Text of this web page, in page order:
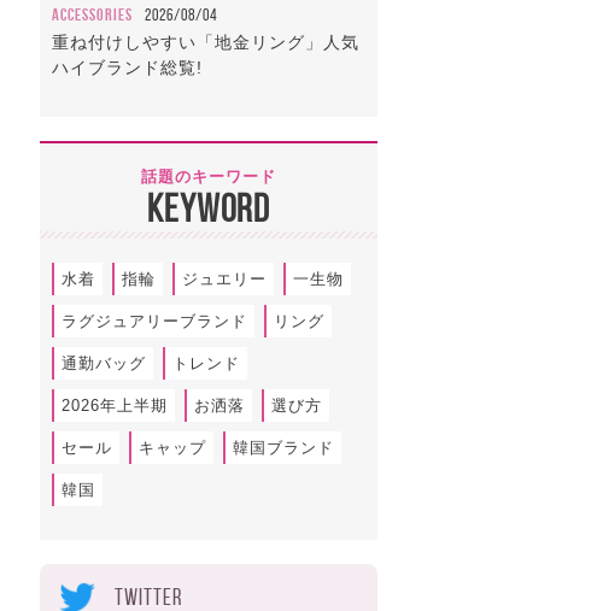
ACCESSORIES 2026/08/04
重ね付けしやすい「地金リング」人気
ハイブランド総覧!
話題のキーワード
KEYWORD
水着 指輪 ジュエリー 一生物
ラグジュアリーブランド リング
通勤バッグ トレンド
2026年上半期 お洒落 選び方
セール キャップ 韓国ブランド
韓国
TWITTER